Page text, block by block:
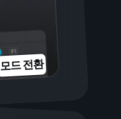
모드 전환